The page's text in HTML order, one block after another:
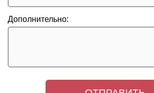
Дополнительно: